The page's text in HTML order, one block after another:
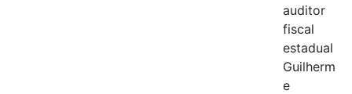
auditor
fiscal
estadual
Guilherm
e